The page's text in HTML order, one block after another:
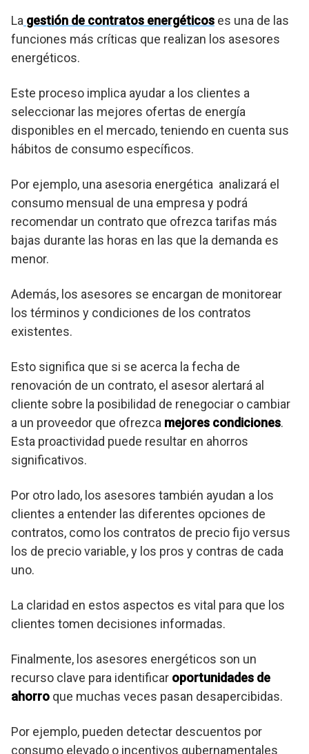
La gestión de contratos energéticos es una de las
funciones más críticas que realizan los asesores
energéticos.
Este proceso implica ayudar a los clientes a
seleccionar las mejores ofertas de energía
disponibles en el mercado, teniendo en cuenta sus
hábitos de consumo específicos.
Por ejemplo, una asesoria energética analizará el
consumo mensual de una empresa y podrá
recomendar un contrato que ofrezca tarifas más
bajas durante las horas en las que la demanda es
menor.
Además, los asesores se encargan de monitorear
los términos y condiciones de los contratos
existentes.
Esto significa que si se acerca la fecha de
renovación de un contrato, el asesor alertará al
cliente sobre la posibilidad de renegociar o cambiar
a un proveedor que ofrezca mejores condiciones.
Esta proactividad puede resultar en ahorros
significativos.
Por otro lado, los asesores también ayudan a los
clientes a entender las diferentes opciones de
contratos, como los contratos de precio fijo versus
los de precio variable, y los pros y contras de cada
uno.
La claridad en estos aspectos es vital para que los
clientes tomen decisiones informadas.
Finalmente, los asesores energéticos son un
recurso clave para identificar oportunidades de
ahorro que muchas veces pasan desapercibidas.
Por ejemplo, pueden detectar descuentos por
consumo elevado o incentivos gubernamentales